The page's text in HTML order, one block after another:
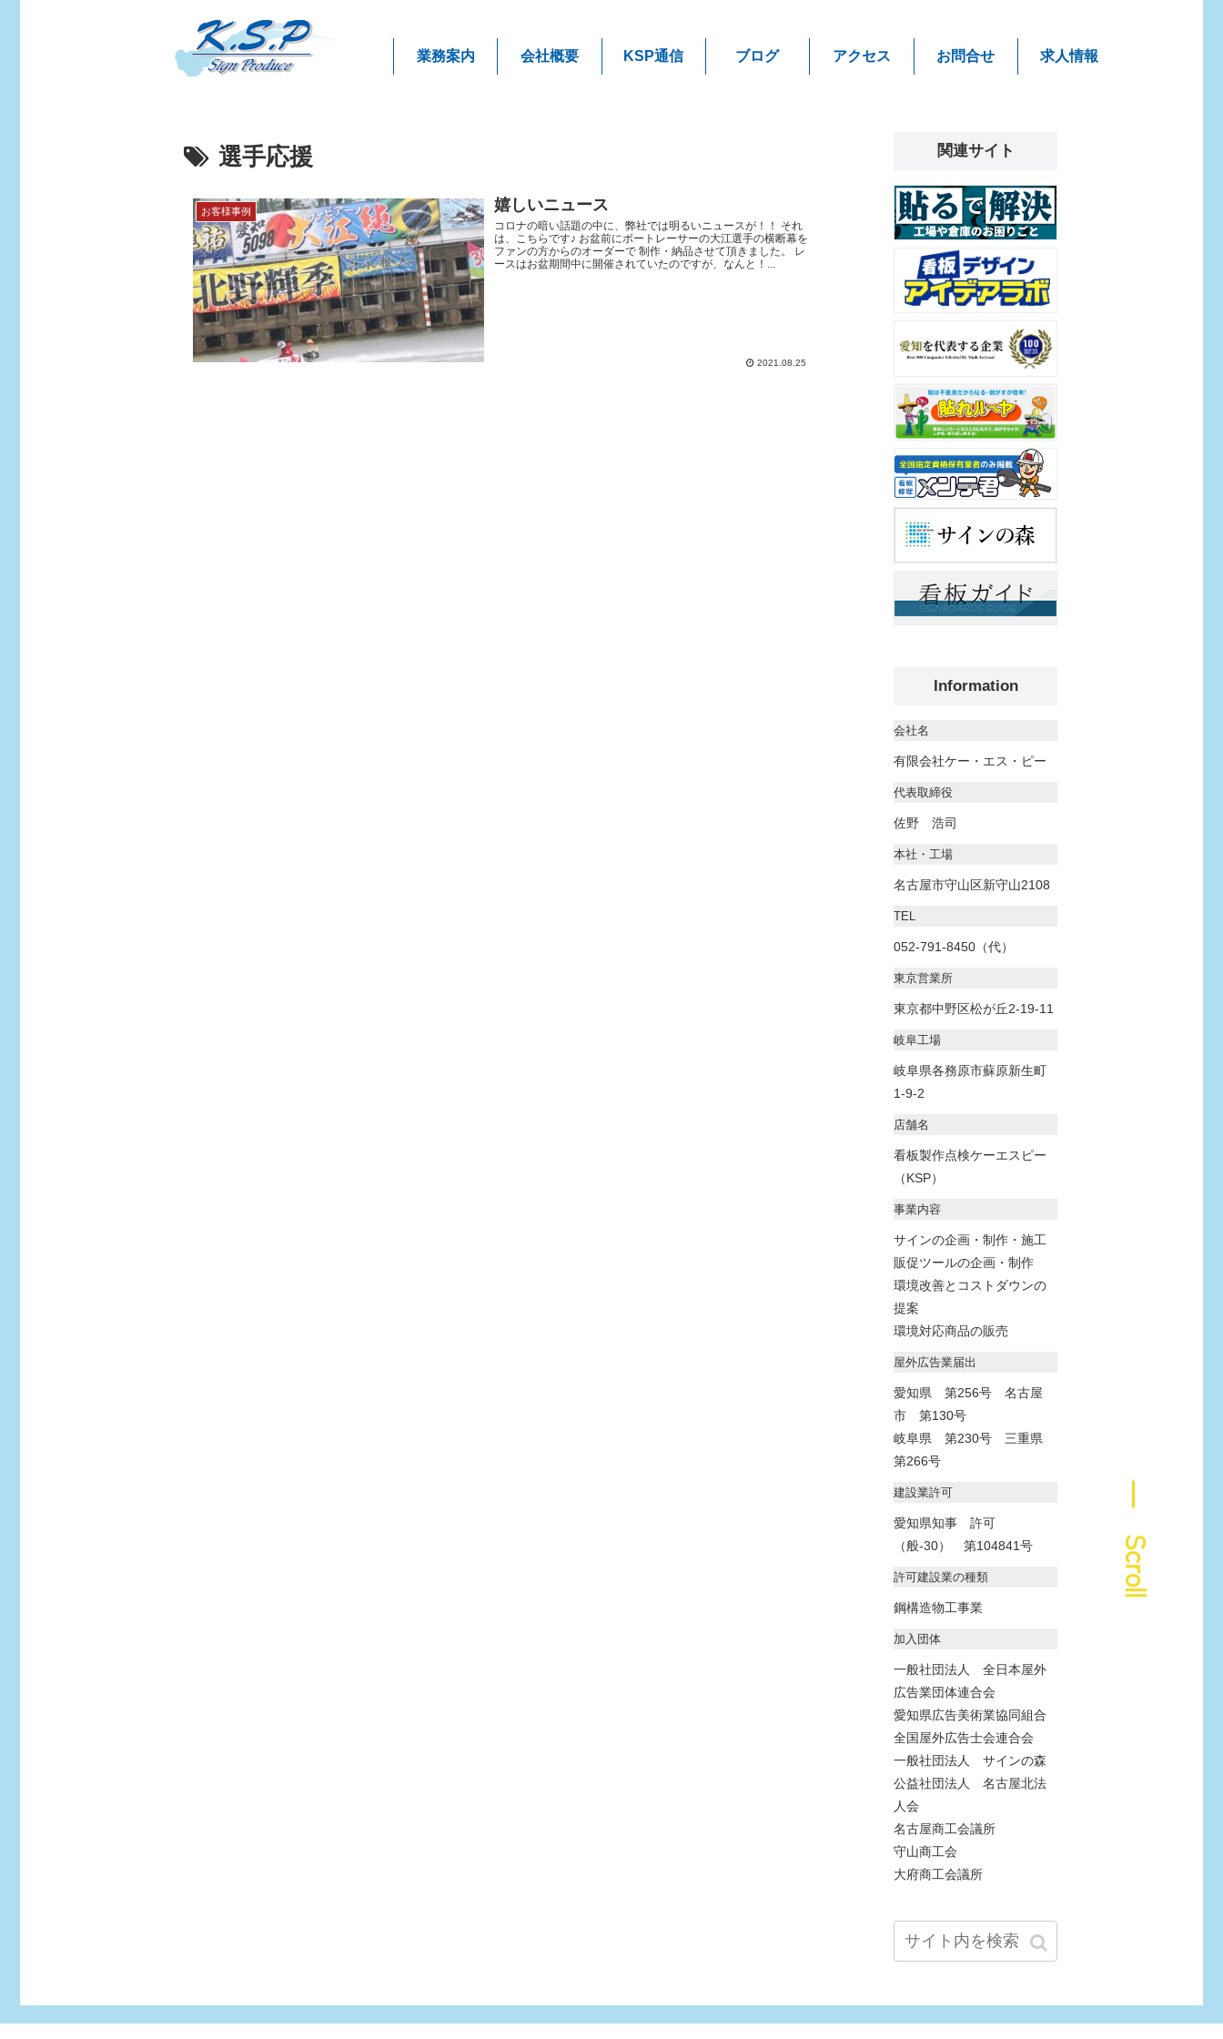
業務案内 会社概要 KSP通信 ブログ アクセス お問合せ 求人情報
― Scroll
選手応援
お客様事例 嬉しいニュース
コロナの暗い話題の中に、弊社では明るいニュースが！！ それ
は、こちらです♪ お盆前にボートレーサーの大江選手の横断幕を
ファンの方からのオーダーで 制作・納品させて頂きました。 レ
ースはお盆期間中に開催されていたのですが、なんと！...
2021.08.25
関連サイト
Information
会社名
有限会社ケー・エス・ピー
代表取締役
佐野 浩司
本社・工場
名古屋市守山区新守山2108
TEL
052-791-8450（代）
東京営業所
東京都中野区松が丘2-19-11
岐阜工場
岐阜県各務原市蘇原新生町
1-9-2
店舗名
看板製作点検ケーエスピー
（KSP）
事業内容
サインの企画・制作・施工
販促ツールの企画・制作
環境改善とコストダウンの
提案
環境対応商品の販売
屋外広告業届出
愛知県 第256号 名古屋
市 第130号
岐阜県 第230号 三重県
第266号
建設業許可
愛知県知事 許可
（般-30） 第104841号
許可建設業の種類
鋼構造物工事業
加入団体
一般社団法人 全日本屋外
広告業団体連合会
愛知県広告美術業協同組合
全国屋外広告士会連合会
一般社団法人 サインの森
公益社団法人 名古屋北法
人会
名古屋商工会議所
守山商工会
大府商工会議所